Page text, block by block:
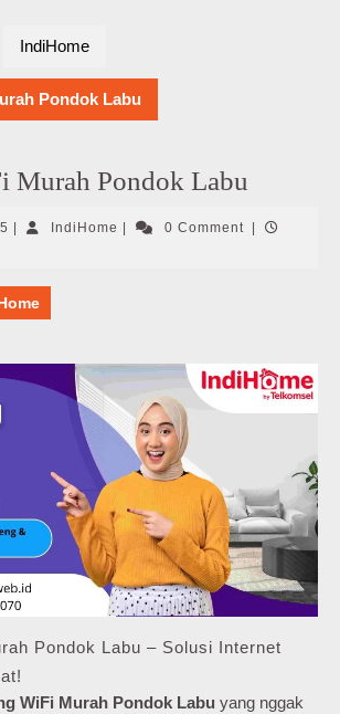
IndiHome
Pondok Labu
Murah Pondok Labu
Maret
IndiHome IndiHome0 Comment
Pondok Labu – Solusi Internet
WiFi Murah Pondok Labu yang nggak